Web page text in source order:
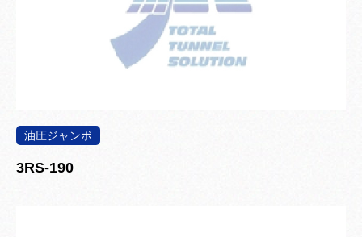
油圧ジャンボ
3RS-190